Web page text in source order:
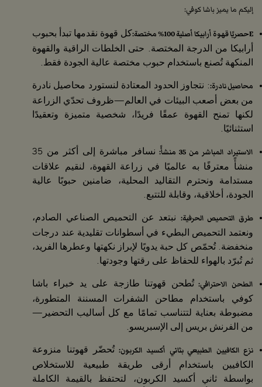
إليكم ما يميز باشا كوفي:
Eحصريًا قهوة أرابيكا أصلية 100% مختصة:
كل قهوة نقدمها تبدأ بحبوب
أرابيكا من الدرجة المختصة. حتى الخلطات الراقية والقهوة
المنكهة تُصنع باستخدام حبوب مختصة عالية الجودة فقط.
محاصيل نادرة:: نتجاوز الحدود المعتادة لنستورد محاصيل نادرة
من بعض أصعب البيئات في العالم—ظروف تحدّي الزراعة
لكنها تمنح القهوة عمقًا فريدًا، شخصية متميزة وتعقيدًا
استثنائيًا.
الاستيراد المباشر من 35 منشأً:
نسافر مباشرة إلى أكثر من 35
منشأً معترفًا به عالميًا في زراعة القهوة، لنقيم علاقات
مستدامة ونحترم التقاليد المحلية، ضامنين حبوبًا عالية
الجودة، أخلاقية، وقابلة للتتبع.
طرق التحميص الحرفية: نبتعد عن التحميص الصناعي الصادم،
ونعتمد التحميص البطيء في أسطوانات تقليدية عند درجات
منخفضة. تُحمّص كل حبة يدويًا لإبراز نكهتها وعطرها الفريد،
ثم تُبرّد بالهواء للحفاظ على رقتها وجودتها.
الطحن الاحترافي:تُطحن قهوتنا طازجة على يد خبراء باشا
كوفي باستخدام مطاحن الشفرات المسننة المتطورة،
مضبوطة بعناية لتتناسب تمامًا مع كل أساليب التحضير—
من الفرنش بريس إلى الإسبريسو.
نزع الكافيين الطبيعي بثاني أكسيد الكربون:تُحضّر قهوتنا منزوعة
الكافيين باستخدام أرقى طريقة طبيعية للاستخلاص
بواسطة ثاني أكسيد الكربون، لتحتفظ بالقيمة الكاملة